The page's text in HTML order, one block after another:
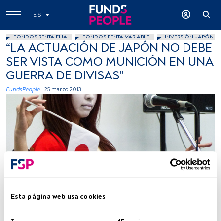
Esta página web usa cookies
ES
FONDOS RENTA FIJA FONDOS RENTA VARIABLE INVERSIÓN JAPÓN
“LA ACTUACIÓN DE JAPÓN NO DEBE
SER VISTA COMO MUNICIÓN EN UNA
GUERRA DE DIVISAS”
FundsPeople . 25 marzo 2013
Tiempo lectura: